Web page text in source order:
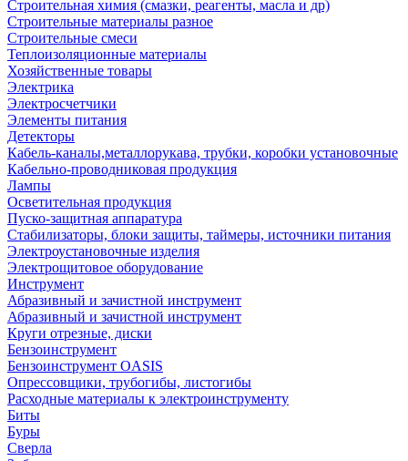
Строительная химия (смазки, реагенты, масла и др)
Строительные материалы разное
Строительные смеси
Теплоизоляционные материалы
Хозяйственные товары
Электрика
Электросчетчики
Элементы питания
Детекторы
Кабель-каналы,металлорукава, трубки, коробки установочные
Кабельно-проводниковая продукция
Лампы
Осветительная продукция
Пуско-защитная аппаратура
Стабилизаторы, блоки защиты, таймеры, источники питания
Электроустановочные изделия
Электрощитовое оборудование
Инструмент
Абразивный и зачистной инструмент
Абразивный и зачистной инструмент
Круги отрезные, диски
Бензоинструмент
Бензоинструмент OASIS
Опрессовщики, трубогибы, листогибы
Расходные материалы к электроинструменту
Биты
Буры
Сверла